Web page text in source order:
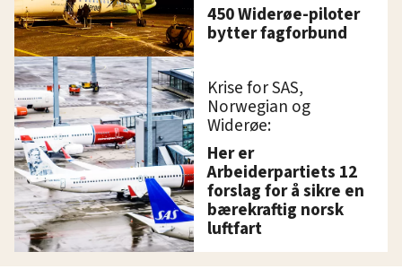
450 Widerøe-piloter
bytter fagforbund
Krise for SAS,
Norwegian og
Widerøe:
Her er
Arbeiderpartiets 12
forslag for å sikre en
bærekraftig norsk
luftfart